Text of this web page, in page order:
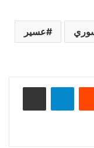
عسير